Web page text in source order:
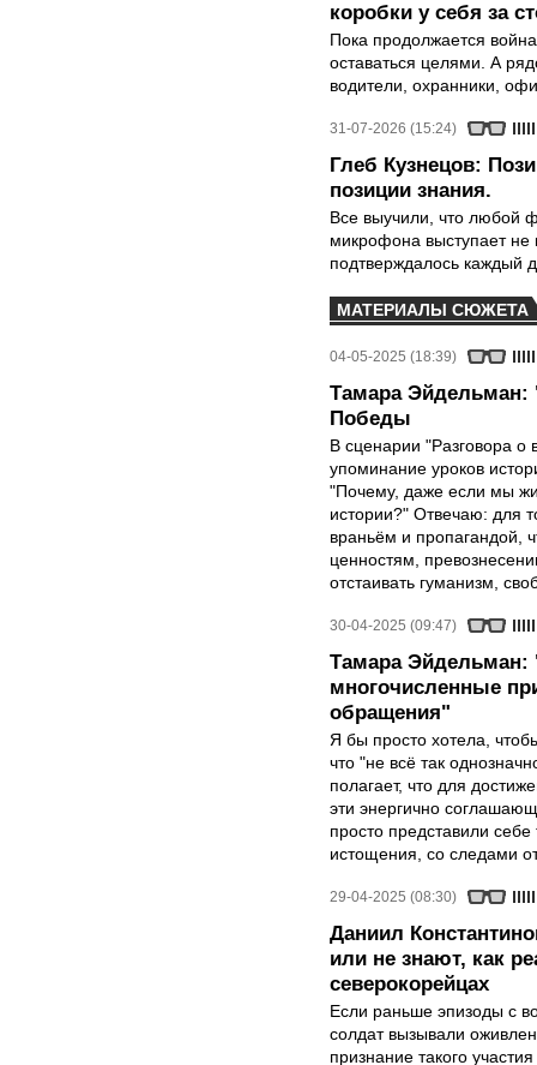
коробки у себя за
Пока продолжается
оставаться целями. А
водители, охранники,
31-07-2026 (15:24)
Глеб Кузнецов:
позиции знания.
Все выучили, что любой
микрофона выступает не
подтверждалось каждый
МАТЕРИАЛЫ СЮЖЕТА
04-05-2025 (18:39)
Тамара Эйдельман:
Победы
В сценарии "Разговора о
упоминание уроков
"Почему, даже если мы
истории?" Отвечаю: для
враньём и пропагандой,
ценностям,
отстаивать гуманизм,
30-04-2025 (09:47)
Тамара
многочисленные
обращения"
Я бы просто хотела,
что "не всё так
полагает, что для
эти энергично
просто представили
истощения, со следами
29-04-2025 (08:30)
Даниил
или не знают, как
северокорейцах
Если раньше эпизоды с
солдат вызывали
признание такого